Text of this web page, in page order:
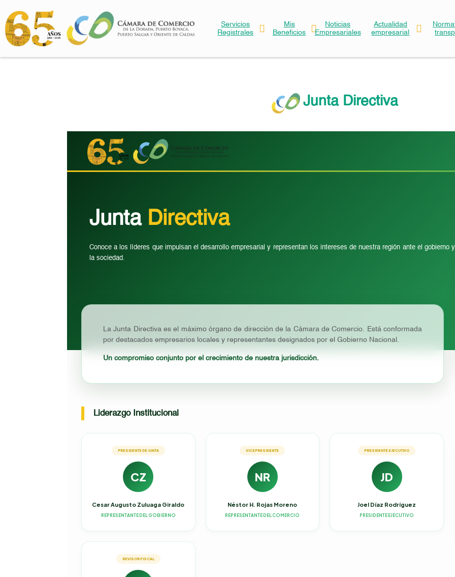
Servicios
Registrales
Mis
Beneficios
Noticias
Empresariales
Actualidad
empresarial
Junta Directiva
Junta Directiva
Conoce a los líderes que impulsan el desarrollo empresarial y representan los intereses de nuestra región ante el gobierno y
la sociedad.
La Junta Directiva es el máximo órgano de dirección de la Cámara de Comercio. Está conformada
por destacados empresarios locales y representantes designados por el Gobierno Nacional.
Un compromiso conjunto por el crecimiento de nuestra jurisdicción.
Liderazgo Institucional
PRESIDENTE DE JUNTA
CZ
Cesar Augusto Zuluaga Giraldo
REPRESENTANTE DEL GOBIERNO
VICEPRESIDENTE
NR
Néstor H. Rojas Moreno
REPRESENTANTE DEL COMERCIO
PRESIDENTE EJECUTIVO
JD
Joel Díaz Rodríguez
PRESIDENTE EJECUTIVO
REVISOR FISCAL